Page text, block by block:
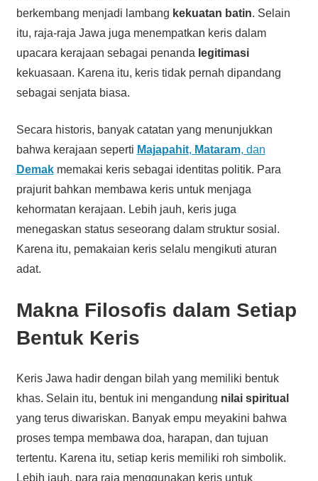
berkembang menjadi lambang kekuatan batin. Selain
itu, raja-raja Jawa juga menempatkan keris dalam
upacara kerajaan sebagai penanda legitimasi
kekuasaan. Karena itu, keris tidak pernah dipandang
sebagai senjata biasa.
Secara historis, banyak catatan yang menunjukkan
bahwa kerajaan seperti Majapahit, Mataram, dan
Demakmemakai keris sebagai identitas politik. Para
prajurit bahkan membawa keris untuk menjaga
kehormatan kerajaan. Lebih jauh, keris juga
menegaskan status seseorang dalam struktur sosial.
Karena itu, pemakaian keris selalu mengikuti aturan
adat.
Makna Filosofis dalam Setiap
Bentuk Keris
Keris Jawa hadir dengan bilah yang memiliki bentuk
khas. Selain itu, bentuk ini mengandung nilai spiritual
yang terus diwariskan. Banyak empu meyakini bahwa
proses tempa membawa doa, harapan, dan tujuan
tertentu. Karena itu, setiap keris memiliki roh simbolik.
Lebih jauh, para raja menggunakan keris untuk